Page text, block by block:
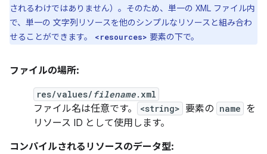
されるわけではありません）。そのため、単一の XML ファイル内
で、単一の 文字列リソースを他のシンプルなリソースと組み合わ
せることができます。
<resources> 要素の下で。
ファイルの場所:
res/values/ filename.xml
ファイル名は任意です。 <string> 要素の name を
リソース ID として使用します。
コンパイルされるリソースのデータ型: